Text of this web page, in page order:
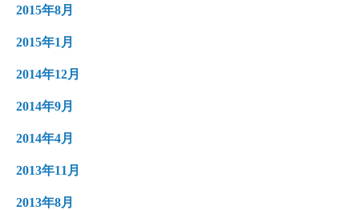
2015年8月
2015年1月
2014年12月
2014年9月
2014年4月
2013年11月
2013年8月